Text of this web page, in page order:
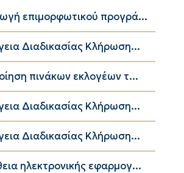
επιμορφωτικού προγρά...
Διαδικασίας Κλήρωση...
πινάκων εκλογέων τ...
Διαδικασίας Κλήρωση...
Διαδικασίας Κλήρωση...
ηλεκτρονικής εφαρμογ...